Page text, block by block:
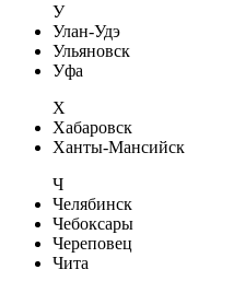
У
Улан-Удэ
Ульяновск
Уфа
Х
Хабаровск
Ханты-Мансийск
Ч
Челябинск
Чебоксары
Череповец
Чита